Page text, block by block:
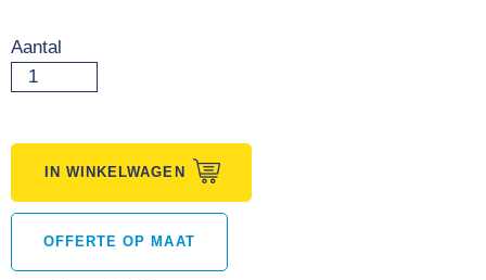
Aantal
IN WINKELWAGEN
OFFERTE OP MAAT